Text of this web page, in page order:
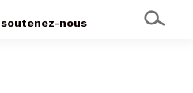
soutenez-nous